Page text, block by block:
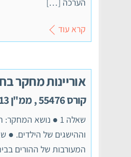
קרא עוד
אוריינות מחקר
קורס 55476 , ממ"ן 13 , ציון 86
שאלה 1 ● נושא
וההישגים של הילדים.
המעורבות של ההורים